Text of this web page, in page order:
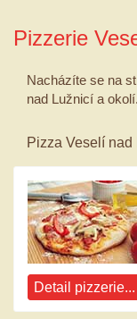
Pizzerie
Nacházíte se na
nad Lužnicí a okolí.
Pizza Veselí
Detail pizzerie...